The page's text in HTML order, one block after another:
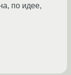
по идее,